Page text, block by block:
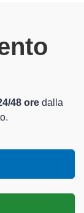
48 ore dalla